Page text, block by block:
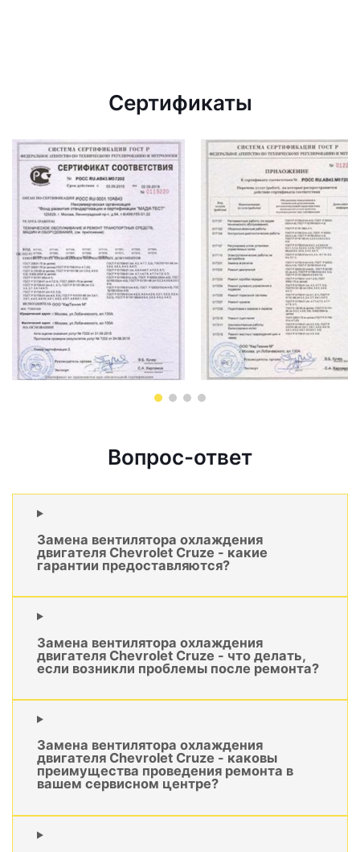
Сертификаты
Вопрос-ответ
Замена вентилятора охлаждения
двигателя Chevrolet Cruze - какие
гарантии предоставляются?
Замена вентилятора охлаждения
двигателя Chevrolet Cruze - что делать,
если возникли проблемы после ремонта?
Замена вентилятора охлаждения
двигателя Chevrolet Cruze - каковы
преимущества проведения ремонта в
вашем сервисном центре?